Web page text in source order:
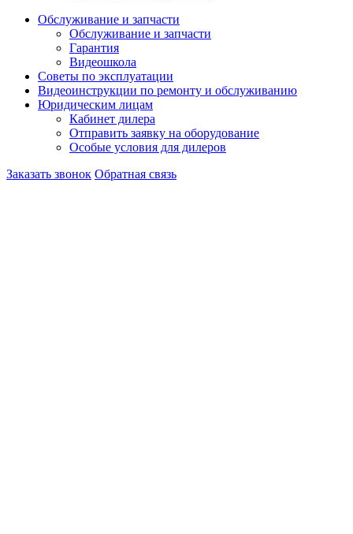
Обслуживание и запчасти
Обслуживание и запчасти
Гарантия
Видеошкола
Советы по эксплуатации
Видеоинструкции по ремонту и обслуживанию
Юридическим лицам
Кабинет дилера
Отправить заявку на оборудование
Особые условия для дилеров
Заказать звонок Обратная связь